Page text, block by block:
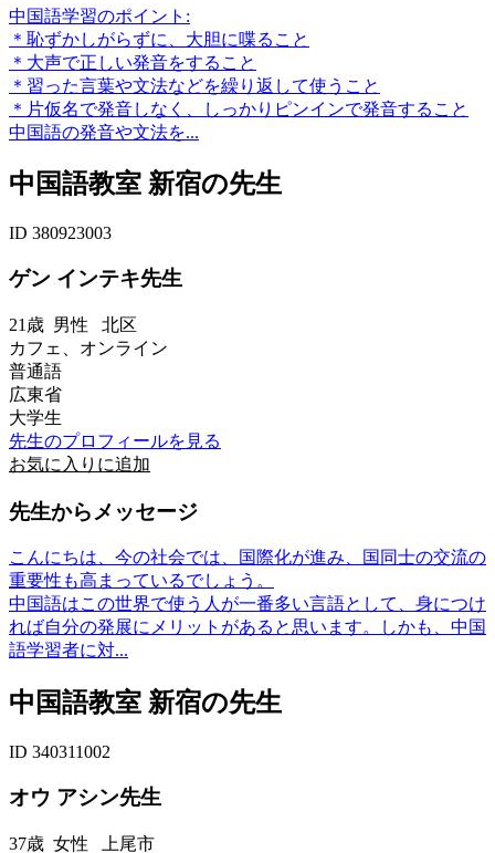
中国語学習のポイント:
＊恥ずかしがらずに、大胆に喋ること
＊大声で正しい発音をすること
＊習った言葉や文法などを繰り返して使うこと
＊片仮名で発音しなく、しっかりピンインで発音すること
中国語の発音や文法を...
中国語教室 新宿の先生
ID 380923003
ゲン インテキ先生
21歳 男性 北区
カフェ、オンライン
普通語
広東省
大学生
先生のプロフィールを見る
お気に入りに追加
先生からメッセージ
こんにちは、今の社会では、国際化が進み、国同士の交流の
重要性も高まっているでしょう。
中国語はこの世界で使う人が一番多い言語として、身につけ
れば自分の発展にメリットがあると思います。しかも、中国
語学習者に対...
中国語教室 新宿の先生
ID 340311002
オウ アシン先生
37歳 女性 上尾市